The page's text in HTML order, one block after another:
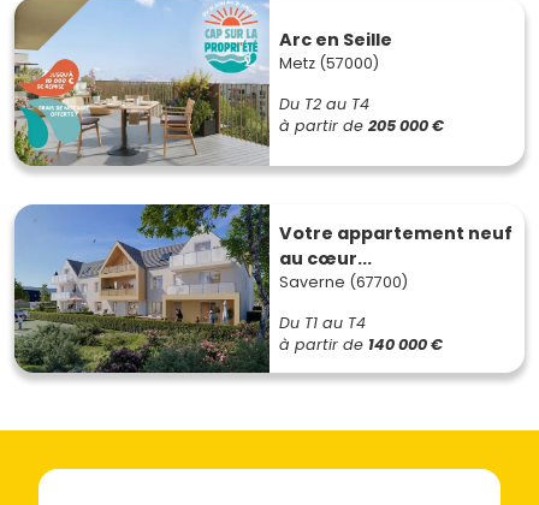
Arc en Seille
Metz (57000)
Du T2 au T4
à partir de 205 000 €
Votre appartement neuf
au cœur...
Saverne (67700)
Du T1 au T4
à partir de 140 000 €